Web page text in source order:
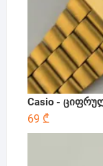
Casio -
69 ₾